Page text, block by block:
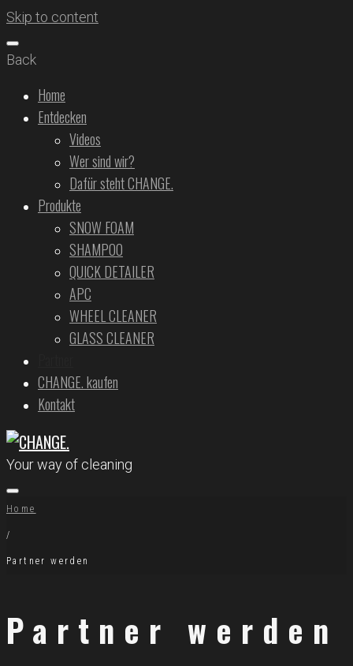
Skip to content
Back
Home
Entdecken
Videos
Wer sind wir?
Dafür steht CHANGE.
Produkte
SNOW FOAM
SHAMPOO
QUICK DETAILER
APC
WHEEL CLEANER
GLASS CLEANER
CHANGE. kaufen
Kontakt
Your way of cleaning
Home
/
Partner werden
Partner werden